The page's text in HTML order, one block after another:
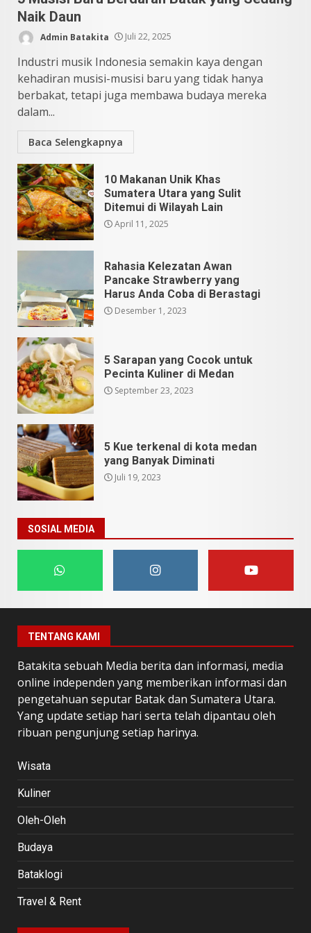
5
Naik Daun
Admin Batakita Juli 22, 2025
Industri musik Indonesia semakin kaya dengan
kehadiran musisi-musisi baru yang tidak hanya
berbakat, tetapi juga membawa budaya mereka
dalam...
Baca Selengkapnya
10 Makanan Unik Khas
Sumatera Utara yang Sulit
Ditemui di Wilayah Lain
April 11, 2025
Rahasia Kelezatan Awan
Pancake Strawberry yang
Harus Anda Coba di Berastagi
Desember 1, 2023
5 Sarapan yang Cocok untuk
Pecinta Kuliner di Medan
September 23, 2023
5 Kue terkenal di kota medan
yang Banyak Diminati
Juli 19, 2023
SOSIAL MEDIA
TENTANG KAMI
Batakita sebuah Media berita dan informasi, media
online independen yang memberikan informasi dan
pengetahuan seputar Batak dan Sumatera Utara.
Yang update setiap hari serta telah dipantau oleh
ribuan pengunjung setiap harinya.
Wisata
Kuliner
Oleh-Oleh
Budaya
Bataklogi
Travel & Rent